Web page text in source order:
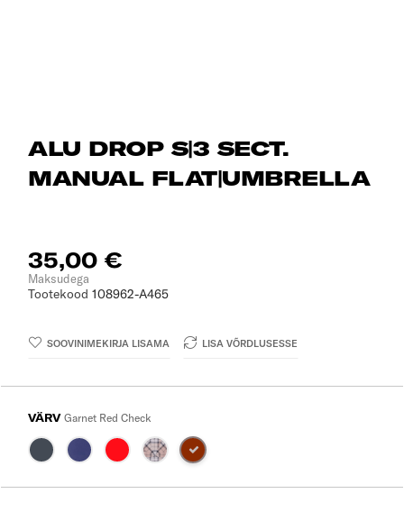
ALU DROP S|3 SECT.
MANUAL FLAT|UMBRELLA
35,00 €
Maksudega
Tootekood 108962-A465
SOOVINIMEKIRJA LISAMA LISA VÕRDLUSESSE
VÄRV Garnet Red Check